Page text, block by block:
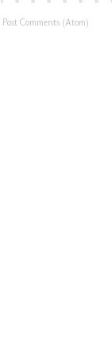
Post Comments (Atom)